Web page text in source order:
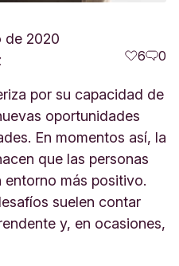
de 2020
6 0
por su capacidad de
oportunidades
En momentos así, la
que las personas
entorno más positivo.
suelen contar
y, en ocasiones,